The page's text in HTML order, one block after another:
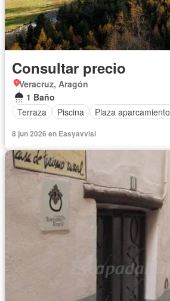
Consultar precio
Veracruz, Aragón
1 Baño
Terraza
Piscina Plaza aparcamiento
8 jun 2026 en Easyavvisi